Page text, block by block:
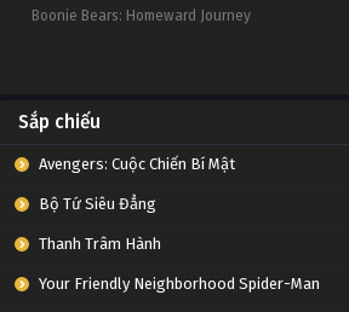
Boonie Bears: Homeward Journey
Sắp chiếu
Avengers: Cuộc Chiến Bí Mật
Bộ Tứ Siêu Đẳng
Thanh Trâm Hành
Your Friendly Neighborhood Spider-Man